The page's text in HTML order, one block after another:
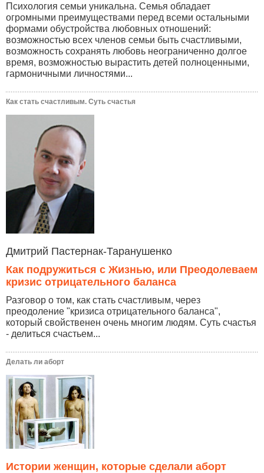
Психология семьи уникальна. Семья обладает
огромными преимуществами перед всеми остальными
формами обустройства любовных отношений:
возможностью всех членов семьи быть счастливыми,
возможность сохранять любовь неограниченно долгое
время, возможностью вырастить детей полноценными,
гармоничными личностями...
Как стать счастливым. Суть счастья
Дмитрий Пастернак-Таранушенко
Как подружиться с Жизнью, или Преодолеваем
кризис отрицательного баланса
Разговор о том, как стать счастливым, через
преодоление "кризиса отрицательного баланса",
который свойственен очень многим людям. Суть счастья
- делиться счастьем...
Делать ли аборт
Истории женщин, которые сделали аборт